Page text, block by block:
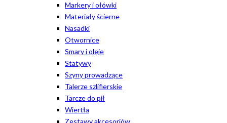
Markery i ołówki
Materiały ścierne
Nasadki
Otwornice
Smary i oleje
Statywy
Szyny prowadzące
Talerze szlifierskie
Tarcze do pił
Wiertła
Zestawy akcesoriów